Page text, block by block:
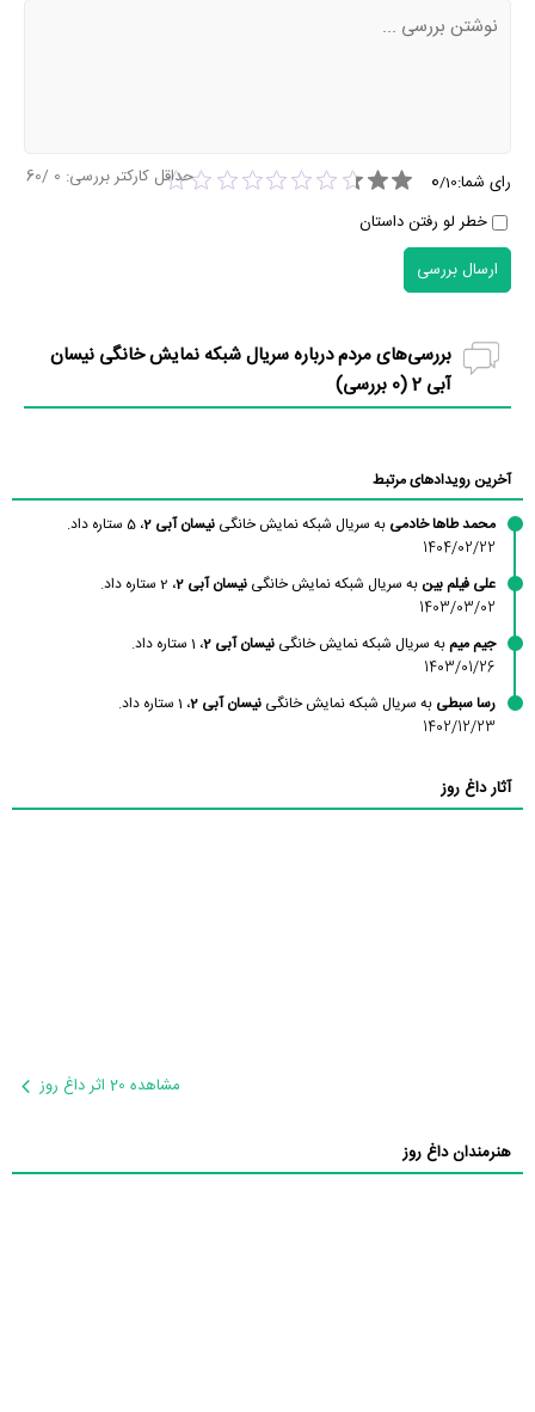
رای شما: 0/10
خطر لو رفتن داستان
حداقل کارکتر بررسی: 0
/60
ارسال بررسی
بررسی‌های مردم درباره سریال شبکه نمایش خانگی نیسان
آبی 2 (
0 بررسی)
آخرین رویدادهای مرتبط
محمد طاها خادمی به سریال شبکه نمایش خانگی نیسان آبی 2 ، 5 ستاره داد.
1404/02/22
علی فیلم بین به سریال شبکه نمایش خانگی نیسان آبی 2 ، 2 ستاره داد.
1403/03/02
جیم میمبه سریال شبکه نمایش خانگی نیسان آبی 2 ، 1 ستاره داد.
1403/01/26
رسا سبطی به سریال شبکه نمایش خانگی نیسان آبی 2 ، 1 ستاره داد.
1402/12/23
آثار داغ روز
مشاهده 20 اثر داغ روز
هنرمندان داغ روز